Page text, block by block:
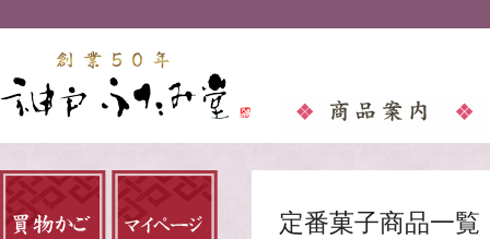
定番菓子商品一覧